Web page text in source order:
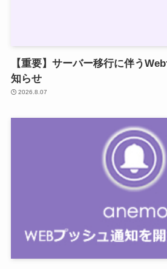
【重要】サーバー移行に伴う
知らせ
2026.8.07